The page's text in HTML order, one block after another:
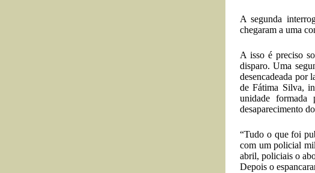
A segunda
chegaram a uma
A isso é preciso
disparo. Uma
desencadeada por
de Fátima Silva,
unidade
desaparecimento
“Tudo o que foi
com um policial
abril, policiais o
Depois o